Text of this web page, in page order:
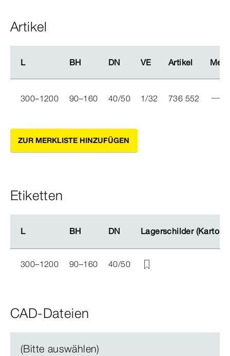
Artikel
L BH DN VE Artikel
L BH DN VE Artikel
300–1200 90–160 40/50 1/32 736 552
ZUR MERKLISTE HINZUFÜGEN
Etiketten
L BH DN Lagerschilder (Karton)
L BH DN Lagerschilder (Karton)
300–1200 90–160 40/50
CAD-Dateien
(Bitte auswählen)